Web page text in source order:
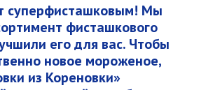
суперфисташковым! Мы
фисташкового
его для вас. Чтобы
новое мороженое,
из Кореновки»